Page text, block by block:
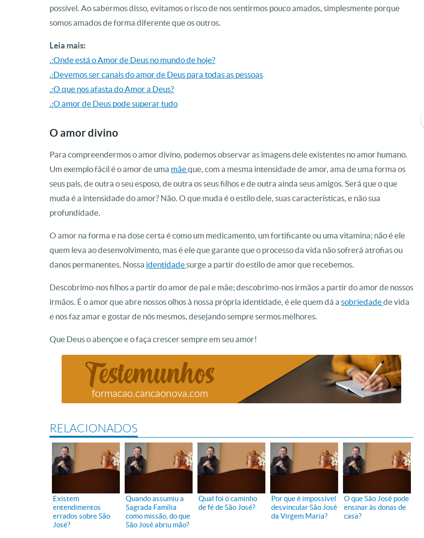
possível. Ao sabermos disso, evitamos o risco de nos sentirmos pouco amados, simplesmente porque
somos amados de forma diferente que os outros.
Leia mais:
.:Onde está o Amor de Deus no mundo de hoje?
.:Devemos ser canais do amor de Deus para todas as pessoas
.:O que nos afasta do Amor a Deus?
.:O amor de Deus pode superar tudo
O amor divino
Para compreendermos o amor divino, podemos observar as imagens dele existentes no amor humano.
Um exemplo fácil é o amor de uma mãeque, com a mesma intensidade de amor, ama de uma forma os
seus pais, de outra o seu esposo, de outra os seus filhos e de outra ainda seus amigos. Será que o que
muda é a intensidade do amor? Não. O que muda é o estilo dele, suas características, e não sua
profundidade.
O amor na forma e na dose certa é como um medicamento, um fortificante ou uma vitamina; não é ele
quem leva ao desenvolvimento, mas é ele que garante que o processo da vida não sofrerá atrofias ou
danos permanentes. Nossa identidadesurge a partir do estilo de amor que recebemos.
Descobrimo-nos filhos a partir do amor de pai e mãe; descobrimo-nos irmãos a partir do amor de nossos
irmãos. É o amor que abre nossos olhos à nossa própria identidade, é ele quem dá a sobriedadede vida
e nos faz amar e gostar de nós mesmos, desejando sempre sermos melhores.
Que Deus o abençoe e o faça crescer sempre em seu amor!
RELACIONADOS
Existem
entendimentos
errados sobre São
José?
Quando assumiu a
Sagrada Família
como missão, do que
São José abriu mão?
Qual foi o caminho
de fé de São José?
Por que é impossível
desvincular São José
da Virgem Maria?
O que São José pode
ensinar às donas de
casa?
Livro O Padre: A História De
Vida De Jonas Abib
R$ 42,41